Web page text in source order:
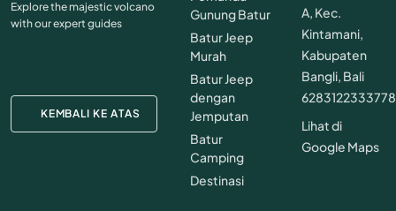
Explore the majestic volcano
with our expert guides
KEMBALI KE ATAS
Gunung Batur
Batur Jeep
Murah
Batur Jeep
dengan
Jemputan
Batur
Camping
Destinasi
A, Kec.
Kintamani,
Kabupaten
Bangli, Bali
6283122333778
Lihat di
Google Maps